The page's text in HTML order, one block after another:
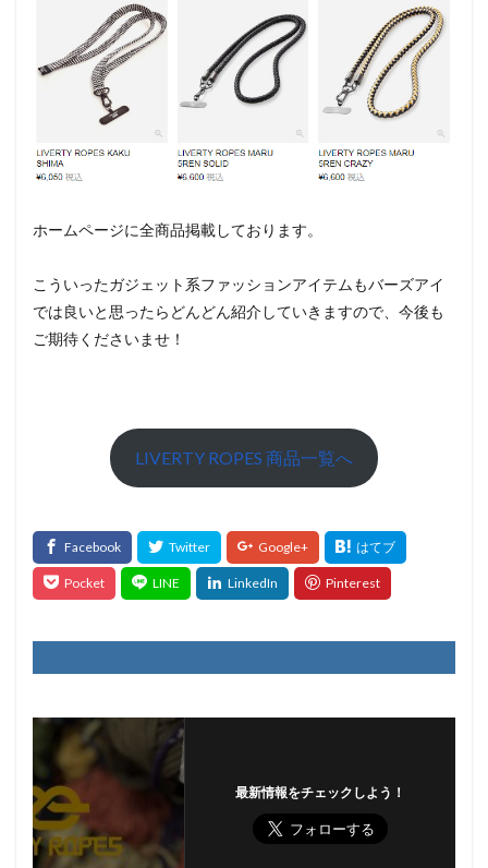
ホームページに全商品掲載しております。
こういったガジェット系ファッションアイテムもバーズアイ
では良いと思ったらどんどん紹介していきますので、今後も
ご期待くださいませ！
LIVERTY ROPES 商品一覧へ
最新情報をチェックしよう！